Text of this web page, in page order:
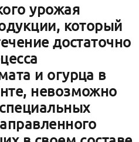
урожая
который
достаточно
и огурца в
невозможно